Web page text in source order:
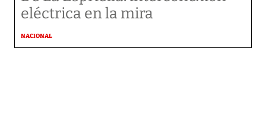
eléctrica en la mira
NACIONAL